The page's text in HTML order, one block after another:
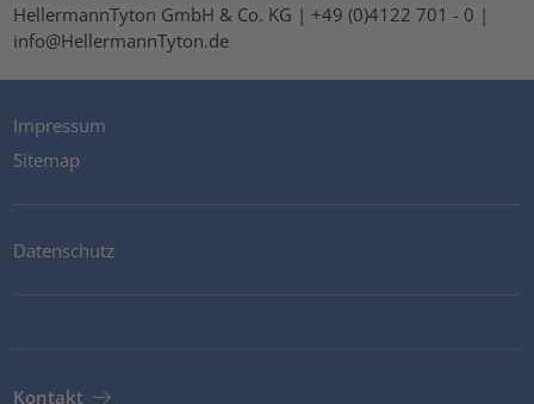
HellermannTyton GmbH & Co. KG | +49 (0)4122 701 - 0 |
info@HellermannTyton.de
Impressum
Sitemap
Datenschutz
Kontakt